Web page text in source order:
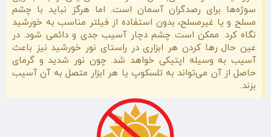
سوژه‌ها برای رصدگران آسمان است. اما هرگز نباید با چشم
مسلح و یا غیرمسلح، بدون استفاده از فیلتر مناسب به خورشید
نگاه کرد. ممکن است چشم دچار آسیب جدی و دائمی شود. در
عین حال رها کردن هر ابزاری در راستای نور خورشید نیز باعث
آسیب به وسیله اپتیکی خواهد شد. چون نور شدید و گرمای
حاصل از آن می‌تواند به تلسکوپ یا هر ابزار متصل به آن آسیب
بزند.